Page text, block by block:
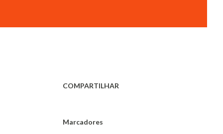
COMPARTILHAR
Marcadores